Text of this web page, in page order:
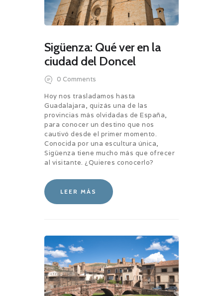
Sigüenza: Qué ver en la
ciudad del Doncel
0 Comments
Hoy nos trasladamos hasta
Guadalajara, quizás una de las
provincias más olvidadas de España,
para conocer un destino que nos
cautivó desde el primer momento.
Conocida por una escultura única,
Sigüenza tiene mucho más que ofrecer
al visitante. ¿Quieres conocerlo?
LEER MÁS